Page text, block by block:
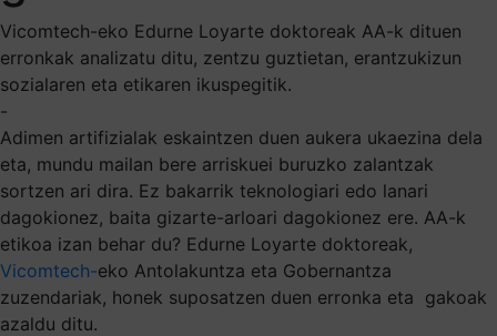
Vicomtech-eko Edurne Loyarte doktoreak AA-k dituen
erronkak analizatu ditu, zentzu guztietan, erantzukizun
sozialaren eta etikaren ikuspegitik.
-
Adimen artifizialak eskaintzen duen aukera ukaezina dela
eta, mundu mailan bere arriskuei buruzko zalantzak
sortzen ari dira. Ez bakarrik teknologiari edo lanari
dagokionez, baita gizarte-arloari dagokionez ere. AA-k
etikoa izan behar du? Edurne Loyarte doktoreak,
Vicomtech-eko Antolakuntza eta Gobernantza
zuzendariak, honek suposatzen duen erronka eta gakoak
azaldu ditu.